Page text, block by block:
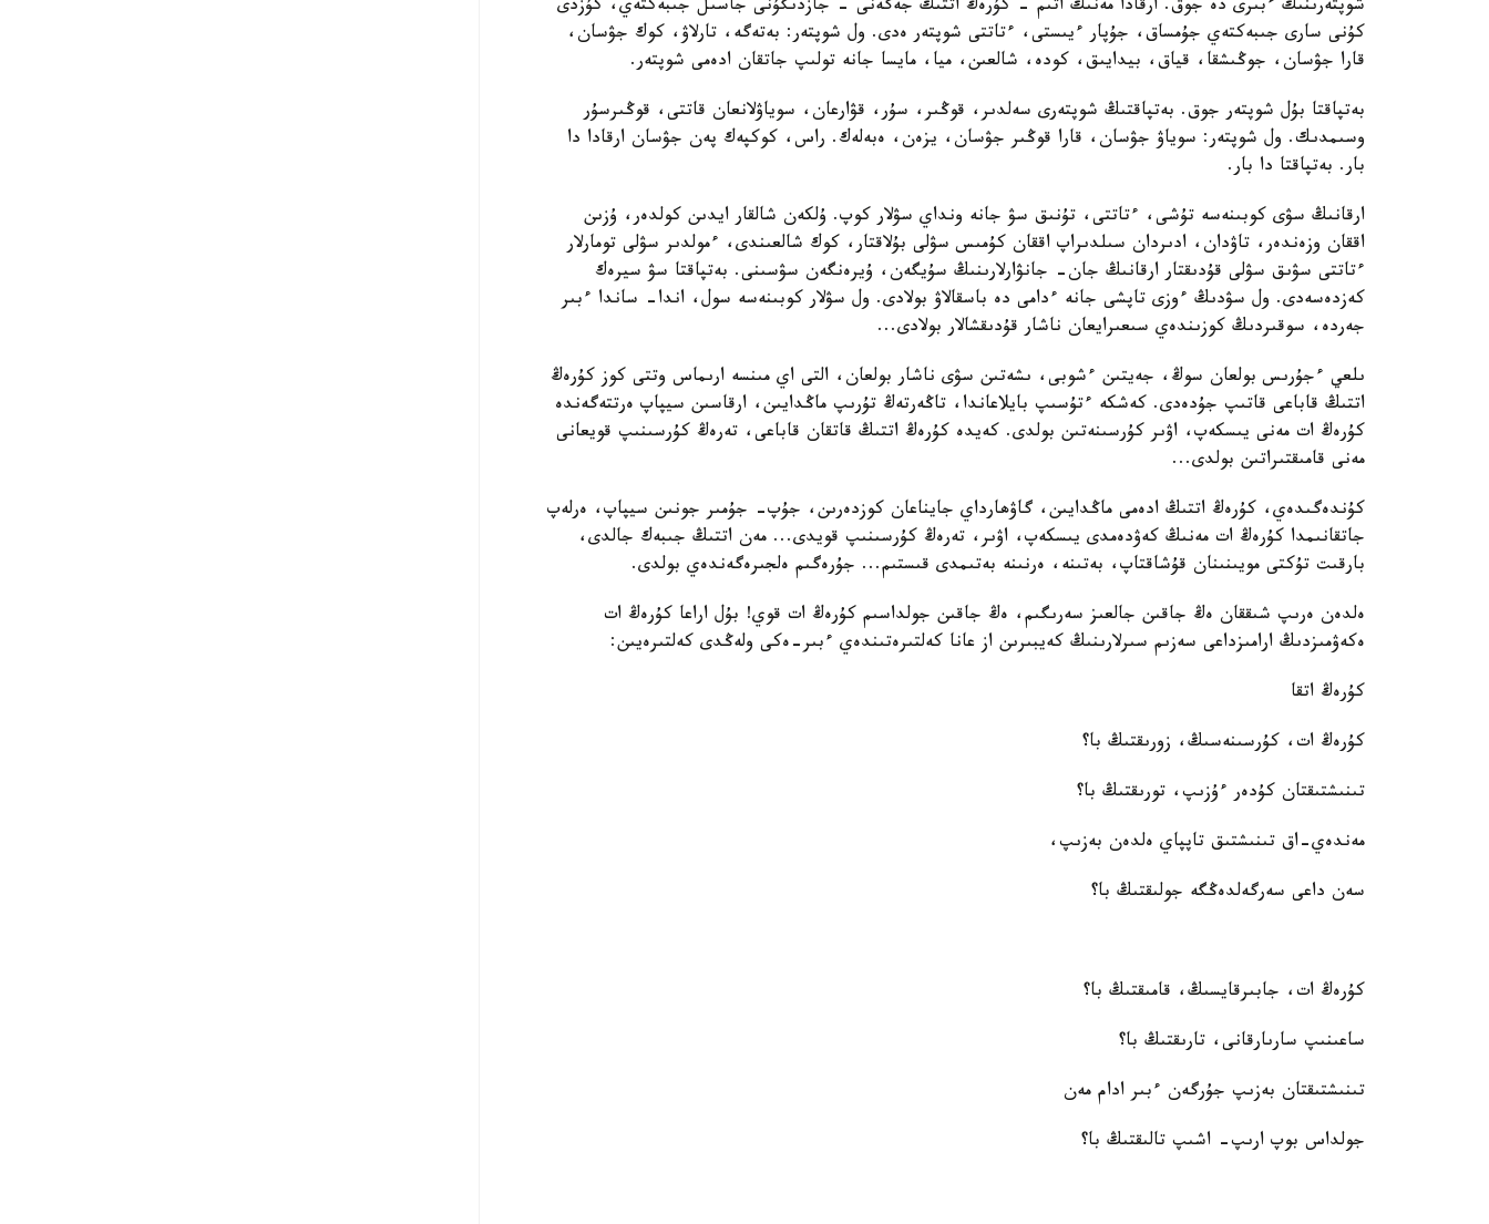
شوپتەرىنىڭ ءبىرى دە جوق. ارقادا مەنىڭ اتىم - كۇرەڭ اتتىڭ جەگەنى - جازدىگۇنى جاسىل جىبەكتەي، كۇزدى
كۇنى سارى جىبەكتەي جۇمساق، جۇپار ءيىستى، ءتاتتى شوپتەر ەدى. ول شوپتەر: بەتەگە، تارلاۋ، كوك جۋسان،
قارا جۋسان، جوڭىشقا، قياق، بيدايىق، كودە، شالعىن، ميا، مايسا جانە تولىپ جاتقان ادەمى شوپتەر.
بەتپاقتا بۇل شوپتەر جوق. بەتپاقتىڭ شوپتەرى سەلدىر، قوڭىر، سۇر، قۋارعان، سوياۋلانعان قاتتى، قوڭىرسۇر
وسىمدىك. ول شوپتەر: سوياۋ جۋسان، قارا قوڭىر جۋسان، يزەن، ەبەلەك. راس، كوكپەك پەن جۋسان ارقادا دا
بار. بەتپاقتا دا بار.
ارقانىڭ سۋى كوبىنەسە تۇشى، ءتاتتى، تۇنىق سۋ جانە ونداي سۋلار كوپ. ۇلكەن شالقار ايدىن كولدەر، ۇزىن
اققان وزەندەر، تاۋدان، ادىردان سىلدىراپ اققان كۇمىس سۋلى بۇلاقتار، كوك شالعىندى، ءمولدىر سۋلى تومارلار
ءتاتتى سۋىق سۋلى قۇدىقتار ارقانىڭ جان- جانۋارلارىنىڭ سۇيگەن، ۇيرەنگەن سۋسىنى. بەتپاقتا سۋ سيرەك
كەزدەسەدى. ول سۋدىڭ ءوزى تاپشى جانە ءدامى دە باسقالاۋ بولادى. ول سۋلار كوبىنەسە سول، اندا- ساندا ءبىر
جەردە، سوقىردىڭ كوزىندەي سىعىرايعان ناشار قۇدىقشالار بولادى...
ىلعي ءجۇرىس بولعان سوڭ، جەيتىن ءشوبى، ىشەتىن سۋى ناشار بولعان، التى اي مىنسە ارىماس وتتى كوز كۇرەڭ
اتتىڭ قاباعى قاتىپ جۇدەدى. كەشكە ءتۇسىپ بايلاعاندا، تاڭەرتەڭ تۇرىپ ماڭدايىن، ارقاسىن سيپاپ ەرتتەگەندە
كۇرەڭ ات مەنى يىسكەپ، اۋىر كۇرسىنەتىن بولدى. كەيدە كۇرەڭ اتتىڭ قاتقان قاباعى، تەرەڭ كۇرسىنىپ قويعانى
مەنى قامىقتىراتىن بولدى...
كۇندەگىدەي، كۇرەڭ اتتىڭ ادەمى ماڭدايىن، گاۋھارداي جايناعان كوزدەرىن، جۇپ- جۇمىر جونىن سيپاپ، ەرلەپ
جاتقانىمدا كۇرەڭ ات مەنىڭ كەۋدەمدى يىسكەپ، اۋىر، تەرەڭ كۇرسىنىپ قويدى... مەن اتتىڭ جىبەك جالدى،
بارقىت تۇكتى مويىنىنان قۇشاقتاپ، بەتىنە، ەرنىنە بەتىمدى قىستىم... جۇرەگىم ەلجىرەگەندەي بولدى.
ەلدەن ەرىپ شىققان ەڭ جاقىن جالعىز سەرىگىم، ەڭ جاقىن جولداسىم كۇرەڭ ات قوي! بۇل اراعا كۇرەڭ ات
ەكەۋمىزدىڭ ارامىزداعى سەزىم سىرلارىنىڭ كەيبىرىن از عانا كەلتىرەتىندەي ءبىر-ەكى ولەڭدى كەلتىرەيىن:
كۇرەڭ اتقا
كۇرەڭ ات، كۇرسىنەسىڭ، زورىقتىڭ با؟
تىنىشتىقتان كۇدەر ءۇزىپ، تورىقتىڭ با؟
مەندەي-اق تىنىشتىق تاپپاي ەلدەن بەزىپ،
سەن داعى سەرگەلدەڭگە جولىقتىڭ با؟
كۇرەڭ ات، جابىرقايسىڭ، قامىقتىڭ با؟
ساعىنىپ سارىارقانى، تارىقتىڭ با؟
تىنىشتىقتان بەزىپ جۇرگەن ءبىر ادام مەن
جولداس بوپ ارىپ- اشىپ تالىقتىڭ با؟